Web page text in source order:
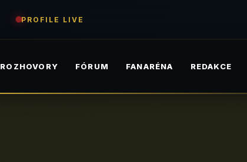
PROFILE LIVE
ROZHOVORY FÓRUM FANARÉNA REDAKCE